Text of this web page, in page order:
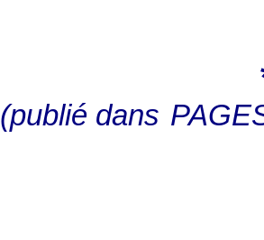
(publié dans